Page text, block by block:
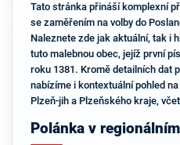
Tato stránka přináší komplexní
se zaměřením na volby do
Naleznete zde jak aktuální, tak i
tuto malebnou obec, jejíž první
roku 1381. Kromě detailních dat
nabízíme i kontextuální pohled
Plzeň-jih a Plzeňského kraje,
Polánka v